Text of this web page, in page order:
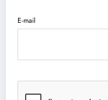
E-mail